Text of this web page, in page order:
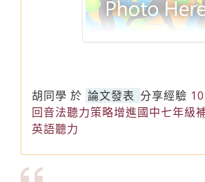
胡同學 於 論文發表 分享經驗
回音法聽力策略增進國中七年級
英語聽力